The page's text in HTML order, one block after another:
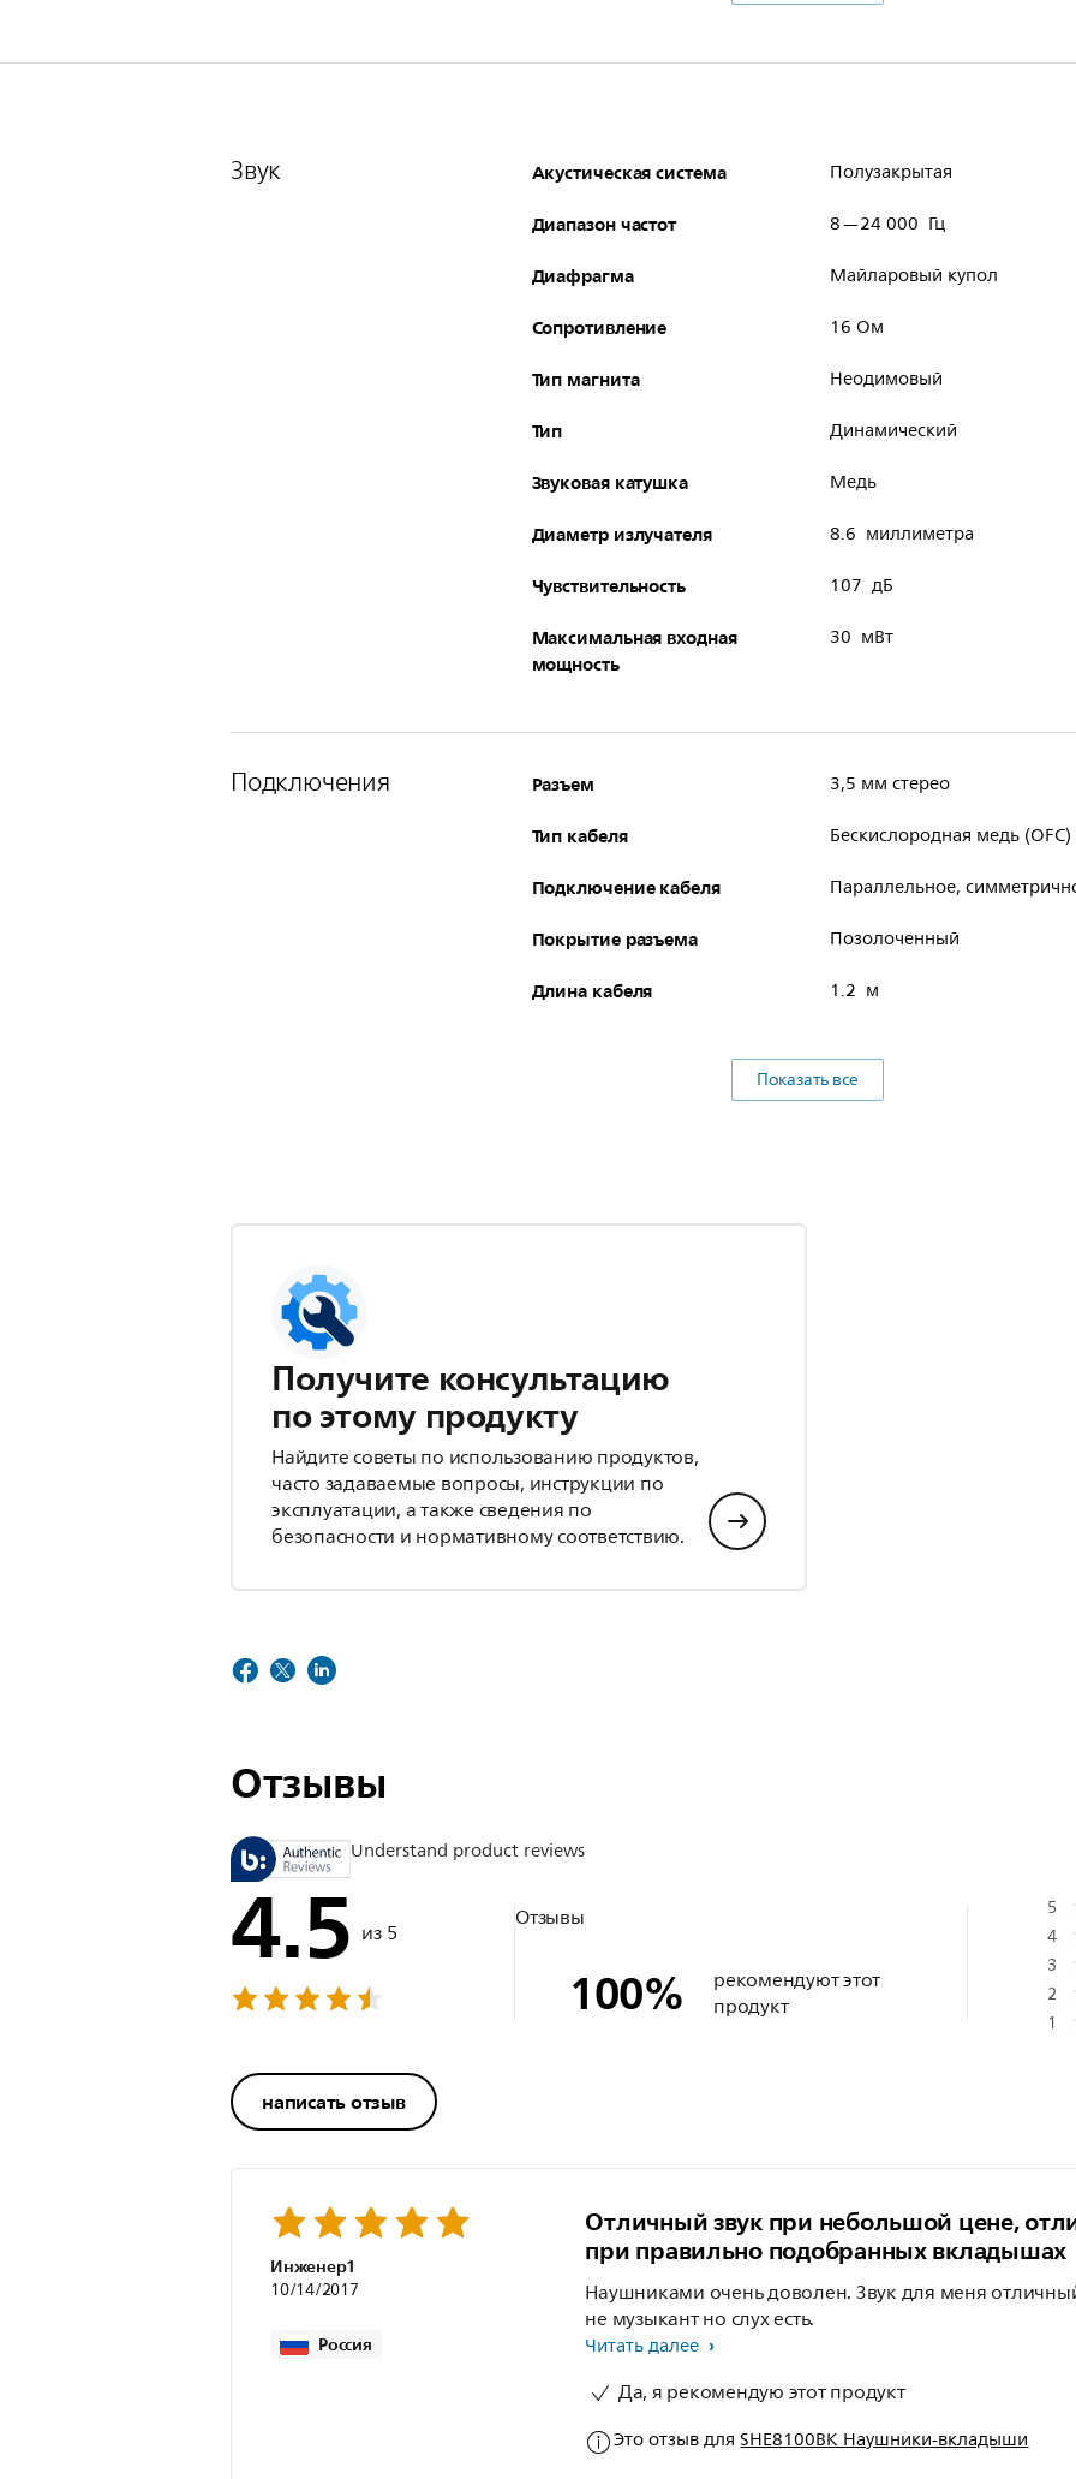
Звук Акустическая система Полузакрытая
Диапазон частот 8—24 000 Гц
Диафрагма Майларовый купол
Сопротивление 16 Ом
Тип магнита Неодимовый
Тип Динамический
Звуковая катушка Медь
Диаметр излучателя 8.6 миллиметра
Чувствительность 107 дБ
Максимальная входная
мощность
30 мВт
Подключения Разъем 3,5 мм стерео
Тип кабеля Бескислородная медь (OFC)
Подключение кабеля Параллельное,
Покрытие разъема Позолоченный
Длина кабеля 1.2 м
Показать все
Получите консультацию
по этому продукту
Найдите советы по использованию продуктов,
часто задаваемые вопросы, инструкции по
эксплуатации, а также сведения по
безопасности и нормативному соответствию.
Отзывы
Understand product reviews
4.5 из 5
написать отзыв
Отзывы
100%
рекомендуют этот
продукт
5
4
3
2
1
Инженер1
10/14/2017
Россия
Отличный звук при небольшой цене,
при правильно подобранных вкладышах
Наушниками очень доволен. Звук для меня
не музыкант но слух есть.
Читать далее
Да, я рекомендую этот продукт
Это отзыв дляSHE8100BK Наушники-вкладыши